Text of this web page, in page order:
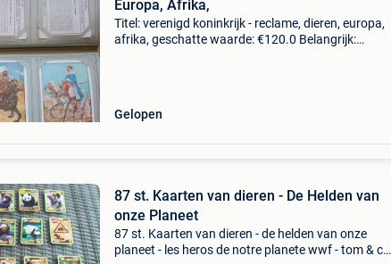
Europa, Afrika,
Titel: verenigd koninkrijk - reclame, dieren, europa,
afrika, geschatte waarde: €120.0 Belangrijk:
Gelopen
87 st. Kaarten van dieren - De Helden van
onze Planeet
87 st. Kaarten van dieren - de helden van onze
planeet - les heros de notre planete wwf - tom & co -